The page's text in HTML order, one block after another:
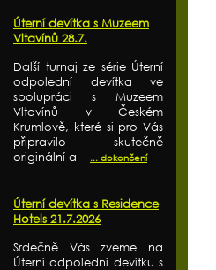
Úterní devítka s Muzeem
Vltavínů 28.7.
Další turnaj ze série Úterní
odpolední devítka ve
spolupráci s Muzeem
Vltavínů v Českém
Krumlově, které si pro Vás
připravilo skutečně
originální a
... dokončení
Úterní devítka s Residence
Hotels 21.7.2026
Srdečně Vás zveme na
Úterní odpolední devítku s